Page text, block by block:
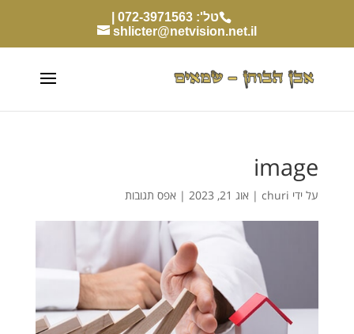
טל': 072-3971563 |
shlicter@netvision.net.il
image
על ידי churi
| אוג 21, 2023 | אפס תגובות